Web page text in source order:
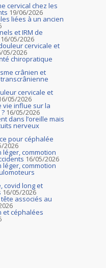
cervical chez les
19/06/2026
liées à un ancien
et IRM de
16/05/2026
cervicale et
05/2026
chiropratique
crânien et
cervicale et
05/2026
vie influe sur la
16/05/2026
dans l’oreille mais
nerveux
pour céphalée
2026
commotion
16/05/2026
commotion
covid long et
16/05/2026
associés au
et céphalées